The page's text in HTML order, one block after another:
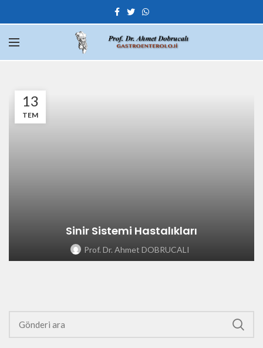
13
TEM
Sinir Sistemi Hastalıkları
Prof. Dr. Ahmet DOBRUCALI